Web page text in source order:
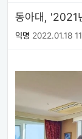
동아대, '2021
익명 2022.01.18